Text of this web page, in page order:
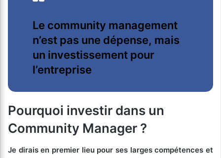
Le community management
n’est pas une dépense, mais
un investissement pour
l’entreprise
Pourquoi investir dans un
Community Manager ?
Je dirais en premier lieu pour ses larges compétences et